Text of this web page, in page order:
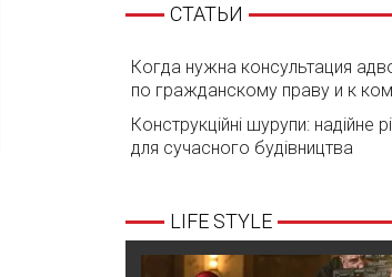
СТАТЬИ
Когда нужна консультация
по гражданскому праву и к
Конструкційні шурупи: надійне
для сучасного будівництва
LIFE STYLE